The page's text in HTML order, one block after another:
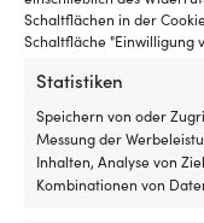
Schaltflächen in der
Schaltfläche "Einwilligung
Statistiken
Speichern von oder
Messung der
Inhalten, Analyse von
Kombinationen von
Elektro-Außenborder-
Minn Kota Riptide
45 36″, 12 V, 520 W, 91 cm